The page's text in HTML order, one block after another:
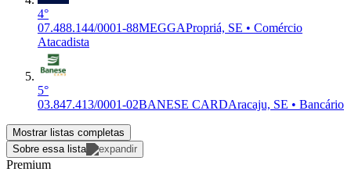
4°
07.488.144/0001-88MEGGAPropriá, SE • Comércio
Atacadista
5°
03.847.413/0001-02BANESE CARDAracaju, SE • Bancário
Mostrar listas completas
Sobre essa lista
Premium